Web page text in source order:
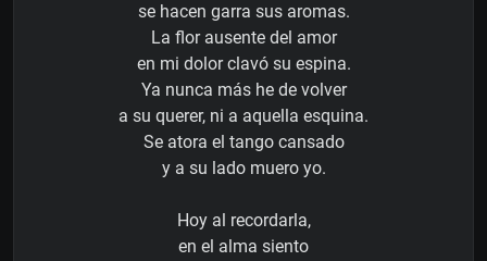
se hacen garra sus aromas.
La flor ausente del amor
en mi dolor clavó su espina.
Ya nunca más he de volver
a su querer, ni a aquella esquina.
Se atora el tango cansado
y a su lado muero yo.
Hoy al recordarla,
en el alma siento